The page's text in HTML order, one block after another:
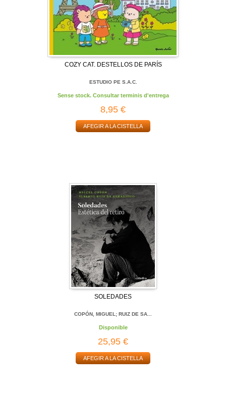
COZY CAT. DESTELLOS DE PARÍS
ESTUDIO PE S.A.C.
Sense stock. Consultar terminis d'entrega
8,95 €
AFEGIR A LA CISTELLA
SOLEDADES
COPÓN, MIGUEL; RUIZ DE SA...
Disponible
25,95 €
AFEGIR A LA CISTELLA